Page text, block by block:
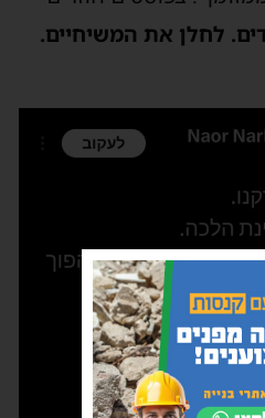
לחלן את המשיחיים.